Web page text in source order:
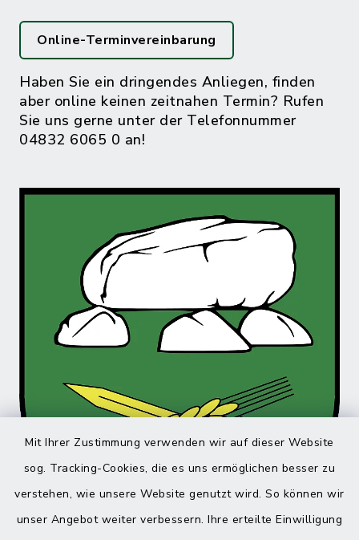
Mit Ihrer Zustimmung verwenden wir auf dieser Website
sog. Tracking-Cookies, die es uns ermöglichen besser zu
verstehen, wie unsere Website genutzt wird. So können wir
unser Angebot weiter verbessern. Ihre erteilte Einwilligung
Online-Terminvereinbarung
Haben Sie ein dringendes Anliegen, finden
aber online keinen zeitnahen Termin? Rufen
Sie uns gerne unter der Telefonnummer
04832 6065 0 an!